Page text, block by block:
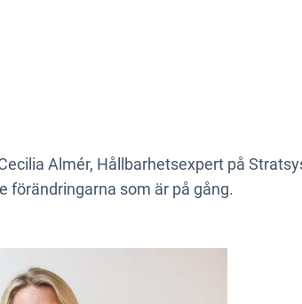
Och hur ska man som
processer och system?
Almér, Hållbarhetsexpert på
förändringarna som är på gång.